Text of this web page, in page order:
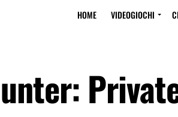
HOME VIDEOGIOCHI